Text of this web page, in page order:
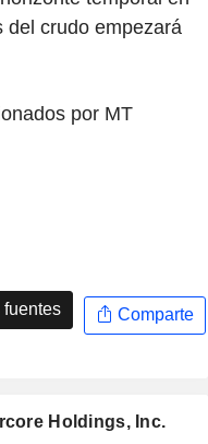
del crudo empezará
por MT
Comparte
Holdings, Inc.